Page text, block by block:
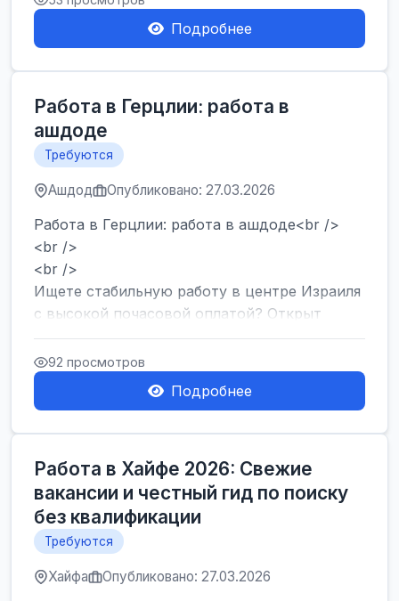
Подробнее
Работа в Герцлии: работа в
ашдоде
Требуются
Ашдод Опубликовано: 27.03.2026
Работа в Герцлии: работа в ашдоде<br />
<br />
<br />
Ищете стабильную работу в центре Израиля
с высокой почасовой оплатой? Открыт
набор сотрудников на современный склад в
Герцлии. Мы предлагаем оф...
92 просмотров
Подробнее
Работа в Хайфе 2026: Свежие
вакансии и честный гид по поиску
без квалификации
Требуются
Хайфа Опубликовано: 27.03.2026